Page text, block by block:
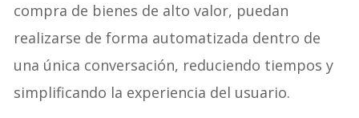
compra de bienes de alto valor, puedan
realizarse de forma automatizada dentro de
una única conversación, reduciendo tiempos y
simplificando la experiencia del usuario.